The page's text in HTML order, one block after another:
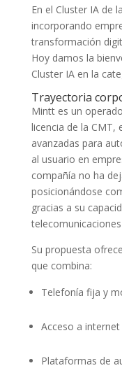
En el Cluster IA de
incorporando
transformación
Hoy damos la
Cluster IA en la
Trayectoria
Mintt es un
licencia de la CMT,
avanzadas para
al usuario en
compañía no ha
posicionándose
gracias a su
Su propuesta
que combina:
Telefonía fija y
Acceso a internet
Plataformas de